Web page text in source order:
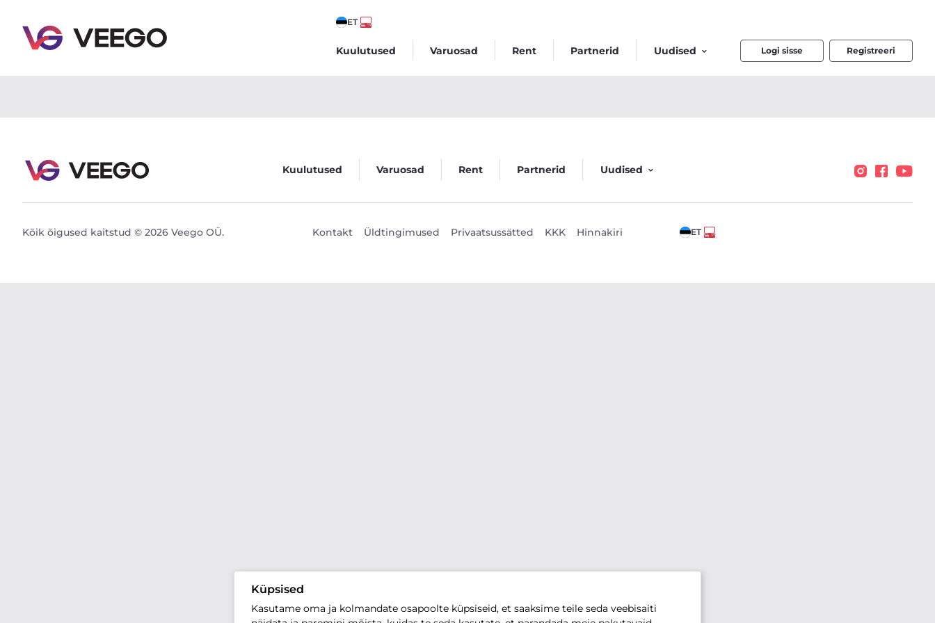
ET
Kuulutused Varuosad Rent Partnerid Uudised Logi sisse Registreeri
Küpsised
Kasutame oma ja kolmandate osapoolte küpsiseid, et saaksime teile seda veebisaiti
Kuulutused Varuosad Rent Partnerid Uudised
Kõik õigused kaitstud © 2026 Veego OÜ. Kontakt Üldtingimused Privaatsussätted KKK Hinnakiri ET